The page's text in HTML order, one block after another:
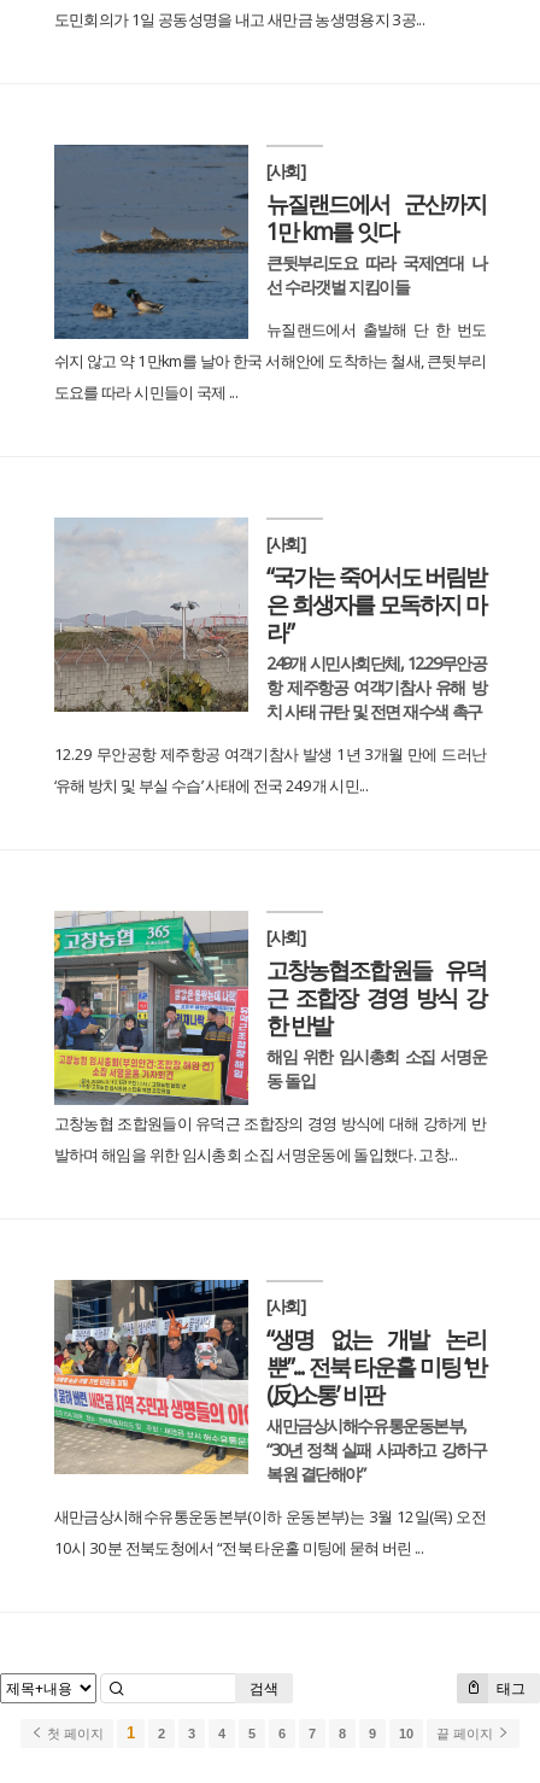
도민회의가 1일 공동성명을 내고 새만금 농생명용지 3공...
[사회]
뉴질랜드에서 군산까지
1만 km를 잇다
큰뒷부리도요 따라 국제연대 나
선 수라갯벌 지킴이들
뉴질랜드에서 출발해 단 한 번도
쉬지 않고 약 1만km를 날아 한국 서해안에 도착하는 철새, 큰뒷부리
도요를 따라 시민들이 국제 ...
[사회]
“국가는 죽어서도 버림받
은 희생자를 모독하지 마
라”
249개 시민사회단체, 12.29무안공
항 제주항공 여객기참사 유해 방
치 사태 규탄 및 전면 재수색 촉구
12.29 무안공항 제주항공 여객기참사 발생 1년 3개월 만에 드러난
‘유해 방치 및 부실 수습’ 사태에 전국 249개 시민...
[사회]
고창농협조합원들 유덕
근 조합장 경영 방식 강
한 반발
해임 위한 임시총회 소집 서명운
동 돌입
고창농협 조합원들이 유덕근 조합장의 경영 방식에 대해 강하게 반
발하며 해임을 위한 임시총회 소집 서명운동에 돌입했다. 고창...
[사회]
“생명 없는 개발 논리
뿐”... 전북 타운홀 미팅 ‘반
(反)소통’ 비판
새만금상시해수유통운동본부,
“30년 정책 실패 사과하고 강하구
복원 결단해야”
새만금상시해수유통운동본부(이하 운동본부)는 3월 12일(목) 오전
10시 30분 전북도청에서 “전북 타운홀 미팅에 묻혀 버린 ...
태그
검색
첫 페이지 1 2 3 4 5 6 7 8 9 10 끝 페이지